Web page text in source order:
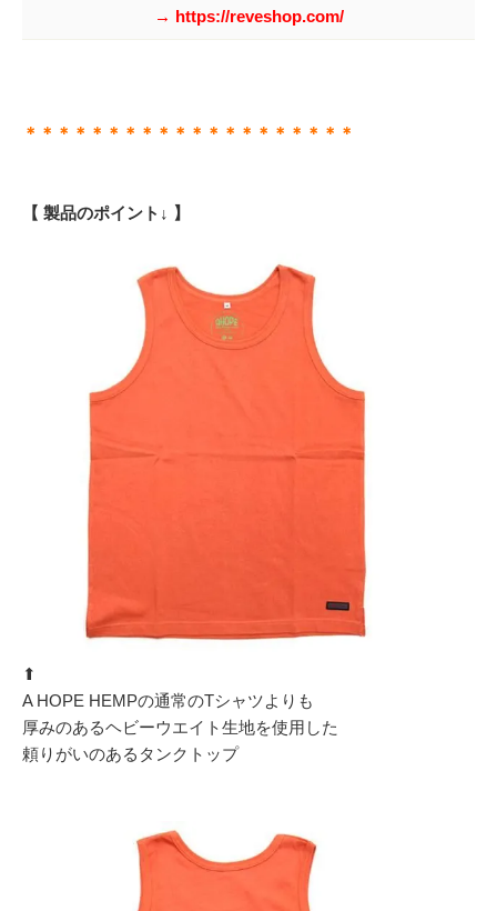
→ https://reveshop.com/
＊＊＊＊＊＊＊＊＊＊＊＊＊＊＊＊＊＊＊＊
【 製品のポイント↓ 】
⬆︎
A HOPE HEMPの通常のTシャツよりも
厚みのあるヘビーウエイト生地を使用した
頼りがいのあるタンクトップ